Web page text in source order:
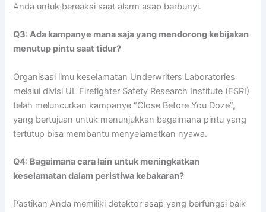
Anda untuk bereaksi saat alarm asap berbunyi.
Q3: Ada kampanye mana saja yang mendorong kebijakan
menutup pintu saat tidur?
Organisasi ilmu keselamatan Underwriters Laboratories
melalui divisi UL Firefighter Safety Research Institute (FSRI)
telah meluncurkan kampanye “Close Before You Doze”,
yang bertujuan untuk menunjukkan bagaimana pintu yang
tertutup bisa membantu menyelamatkan nyawa.
Q4: Bagaimana cara lain untuk meningkatkan
keselamatan dalam peristiwa kebakaran?
Pastikan Anda memiliki detektor asap yang berfungsi baik